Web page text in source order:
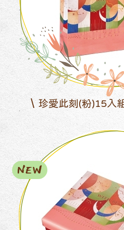
珍愛此刻(粉)15入
NEW